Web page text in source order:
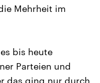
Mehrheit im
bis heute
Parteien und
das ging nur durch